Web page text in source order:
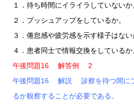
１．待ち時間にイライラしていないか
２．プッシュアップをしているか。
３．倦怠感や疲労感を示す様子はない
４．患者同士で情報交換をしているか
午後問題16 解答例 2
午後問題16 解説 診察を待つ間に
るか観察することが必要である。